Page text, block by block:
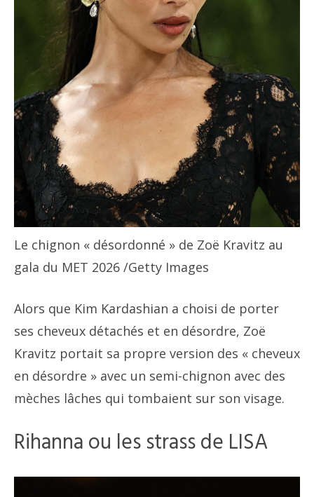
Le chignon « désordonné » de Zoë Kravitz au
gala du MET 2026 /Getty Images
Alors que Kim Kardashian a choisi de porter
ses cheveux détachés et en désordre, Zoë
Kravitz portait sa propre version des « cheveux
en désordre » avec un semi-chignon avec des
mèches lâches qui tombaient sur son visage.
Rihanna ou les strass de LISA